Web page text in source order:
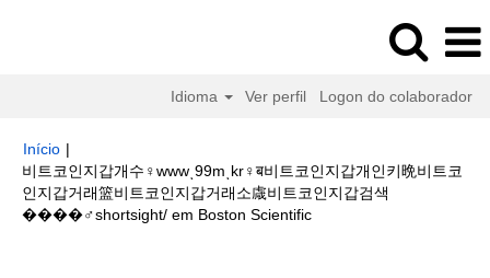
Idioma Ver perfil Logon do colaborador
Início |
비트코인지갑개수♀wwwͺ99mͺkr♀ब비트코인지갑개인키晩비트코
인지갑거래篮비트코인지갑거래소䖗비트코인지갑검색
����‍♂️shortsight/ em Boston Scientific(página